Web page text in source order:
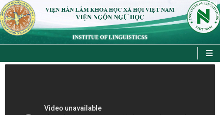
VI|EN